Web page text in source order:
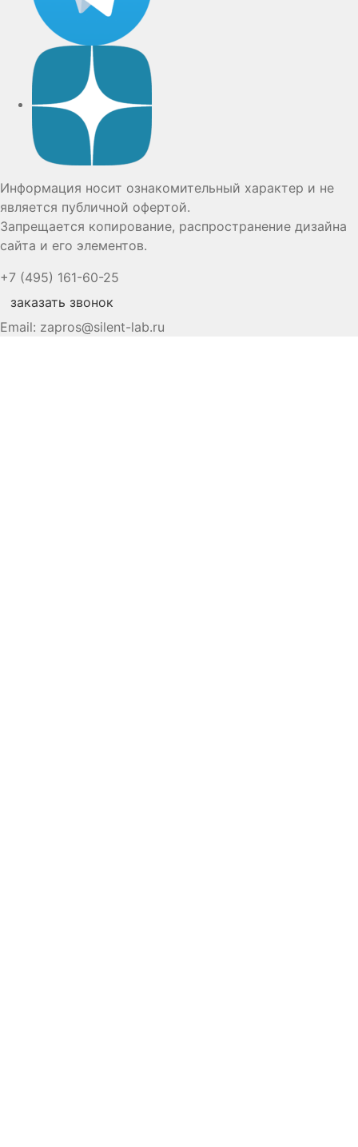
Информация носит ознакомительный характер и не
является публичной офертой.
Запрещается копирование, распространение дизайна
сайта и его элементов.
+7 (495) 161-60-25
заказать звонок
Email: zapros@silent-lab.ru